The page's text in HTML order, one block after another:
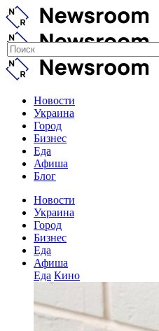
Новости
Украина
Город
Бизнес
Еда
Афиша
Блог
Новости
Украина
Город
Бизнес
Еда
Афиша
Еда Кино